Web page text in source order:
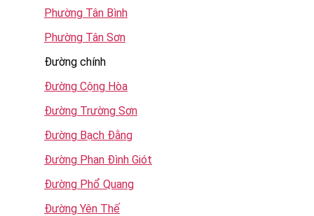
Phường Tân Bình
Phường Tân Sơn
Đường chính
Đường Cộng Hòa
Đường Trường Sơn
Đường Bạch Đằng
Đường Phan Đình Giót
Đường Phổ Quang
Đường Yên Thế